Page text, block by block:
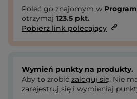
Poleć go znajomym w
otrzymaj 123.5 pkt.
Pobierz link polecający
Wymień punkty na produkty.
Aby to zrobić zaloguj się. Nie
zarejestruj się i wymieniaj